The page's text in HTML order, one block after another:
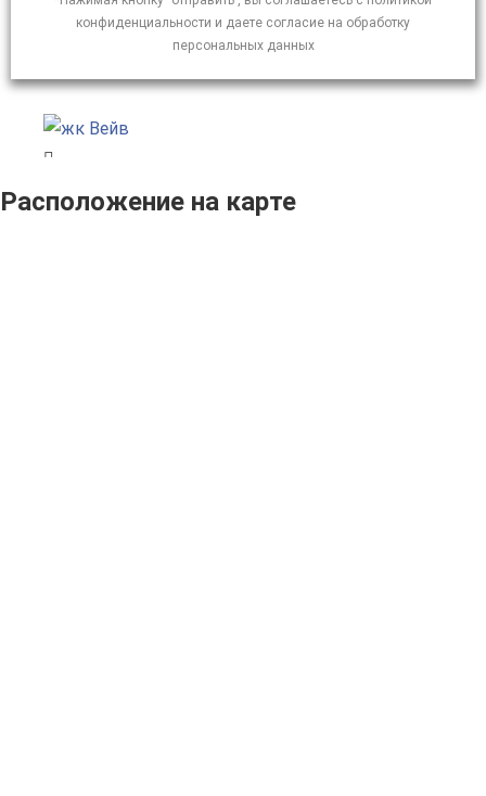
конфиденциальности и даете согласие на обработку
персональных данных
Расположение на карте